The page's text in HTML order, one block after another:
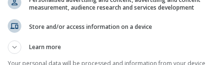
All <24h 24-48h
a meteoblue por mais de 80 agências oficiais em
atual ou a natureza das advertências. Questões podem
measurement, audience research and services development
Store and/or access information on a device
Learn more
Your personal data will be processed and information from your device